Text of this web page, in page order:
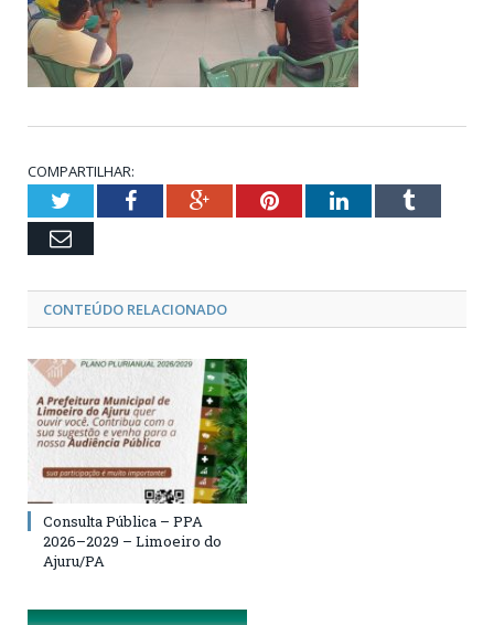
COMPARTILHAR:
TwitterFacebookGoogle+PinterestLinkedInTumblr
Email
CONTEÚDO RELACIONADO
Consulta Pública – PPA
2026–2029 – Limoeiro do
Ajuru/PA